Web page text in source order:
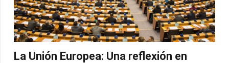
La Unión Europea: Una reflexión en